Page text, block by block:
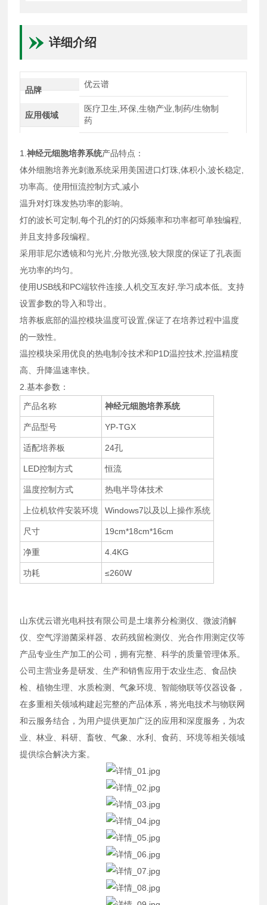
详细介绍
品牌
优云谱
应用领域
医疗卫生,环保,生物产业,制药/生物制
药
1.神经元细胞培养系统产品特点：
体外细胞培养光刺激系统采用美国进口灯珠,体积小,波长稳定,
功率高。使用恒流控制方式,减小
温升对灯珠发热功率的影响。
灯的波长可定制,每个孔的灯的闪烁频率和功率都可单独编程,
并且支持多段编程。
采用菲尼尔透镜和匀光片,分散光强,较大限度的保证了孔表面
光功率的均匀。
使用USB线和PC端软件连接,人机交互友好,学习成本低。支持
设置参数的导入和导出。
培养板底部的温控模块温度可设置,保证了在培养过程中温度
的一致性。
温控模块采用优良的热电制冷技术和P1D温控技术,控温精度
高、升降温速率快。
2.基本参数：
产品名称
神经元细胞培养系统
产品型号 YP-TGX
适配培养板 24孔
LED控制方式 恒流
温度控制方式 热电半导体技术
上位机软件安装环境 Windows7以及以上操作系统
尺寸 19cm*18cm*16cm
净重 4.4KG
功耗 ≤260W
山东优云谱光电科技有限公司是土壤养分检测仪、微波消解
仪、空气浮游菌采样器、农药残留检测仪、光合作用测定仪等
产品专业生产加工的公司，拥有完整、科学的质量管理体系。
公司主营业务是研发、生产和销售应用于农业生态、食品快
检、植物生理、水质检测、气象环境、智能物联等仪器设备，
在多重相关领域构建起完整的产品体系，将光电技术与物联网
和云服务结合，为用户提供更加广泛的应用和深度服务，为农
业、林业、科研、畜牧、气象、水利、食药、环境等相关领域
提供综合解决方案。